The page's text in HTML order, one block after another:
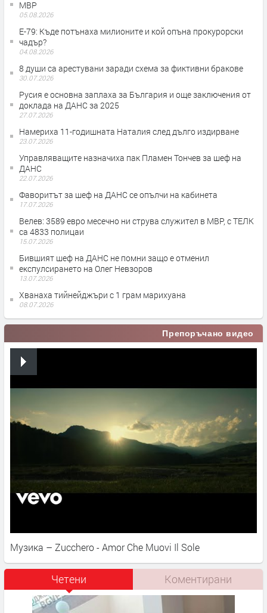
МВР
05.08.2026
Е-79: Къде потънаха милионите и кой опъна прокурорски
чадър?
04.08.2026
8 души са арестувани заради схема за фиктивни бракове
30.07.2026
Русия е основна заплаха за България и още заключения от
доклада на ДАНС за 2025
27.07.2026
Намериха 11-годишната Наталия след дълго издирване
23.07.2026
Управляващите назначиха пак Пламен Тончев за шеф на
ДАНС
22.07.2026
Фаворитът за шеф на ДАНС се опълчи на кабинета
17.07.2026
Велев: 3589 евро месечно ни струва служител в МВР, с ТЕЛК
са 4833 полицаи
15.07.2026
Бившият шеф на ДАНС не помни защо е отменил
експулсирането на Олег Невзоров
13.07.2026
Хванаха тийнейджъри с 1 грам марихуана
08.07.2026
Препоръчано видео
Музика – Zucchero - Amor Che Muovi Il Sole
Четени Коментирани